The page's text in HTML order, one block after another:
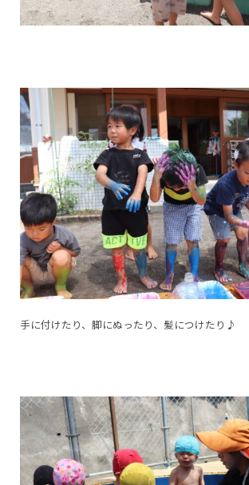
手に付けたり、脚にぬったり、髪につけたり♪